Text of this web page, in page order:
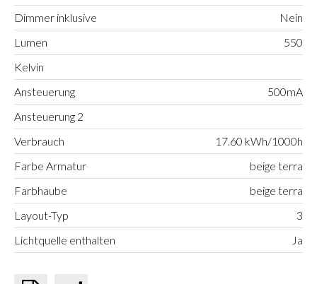
Dimmer inklusive
Nein
Lumen
550
Kelvin
Ansteuerung
500mA
Ansteuerung 2
Verbrauch
17.60 kWh/1000h
Farbe Armatur
beige terra
Farbhaube
beige terra
Layout-Typ
3
Lichtquelle enthalten
Ja